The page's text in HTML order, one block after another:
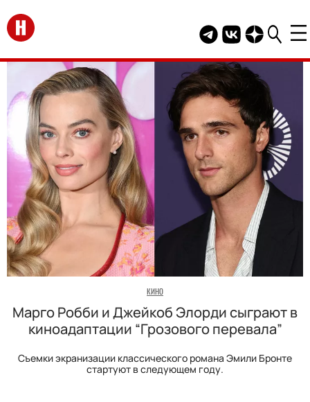
Перейти на главную
Telegram канал
Группа HELLO
Канал
КИНО
Марго Робби и Джейкоб Элорди сыграют в
киноадаптации “Грозового перевала”
Съемки экранизации классического романа Эмили Бронте
стартуют в следующем году.